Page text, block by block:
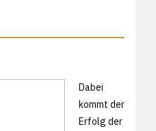
Dabei
kommt der
Erfolg der